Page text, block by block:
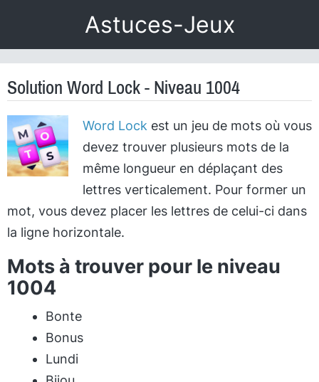
Astuces-Jeux
Solution Word Lock - Niveau 1004
Word Lock est un jeu de mots où vous
devez trouver plusieurs mots de la
même longueur en déplaçant des
lettres verticalement. Pour former un
mot, vous devez placer les lettres de celui-ci dans
la ligne horizontale.
Mots à trouver pour le niveau
1004
Bonte
Bonus
Lundi